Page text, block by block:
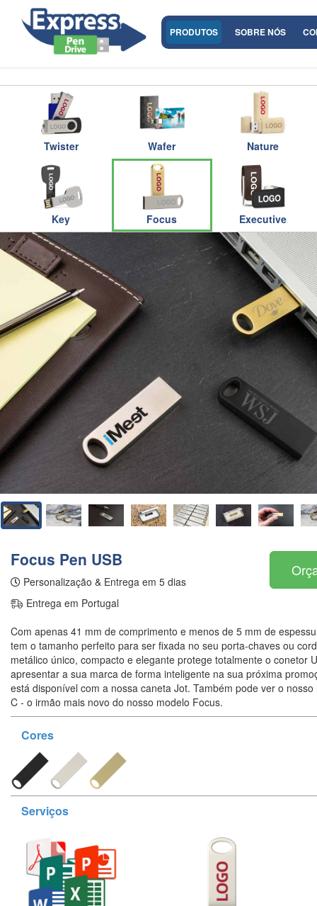
PRODUTOS SOBRE NÓS
Twister Wafer Nature
Key Focus Executive
Focus Pen USB
Personalização & Entrega em 5 dias
Entrega em Portugal
Com apenas 41 mm de comprimento e menos de 5 mm de
tem o tamanho perfeito para ser fixada no seu porta-chaves ou
metálico único, compacto e elegante protege totalmente o conetor
apresentar a sua marca de forma inteligente na sua próxima
está disponível com a nossa caneta Jot. Também pode ver o nosso
C - o irmão mais novo do nosso modelo Focus.
Cores
Serviços